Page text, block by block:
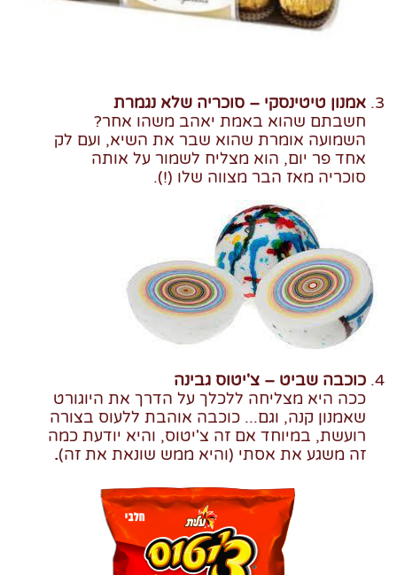
אמנון טיטינסקי – סוכריה שלא נגמרת
חשבתם שהוא באמת יאהב משהו אחר?
השמועה אומרת שהוא שבר את השיא, ועם לק
אחד פר יום, הוא מצליח לשמור על אותה
סוכריה מאז הבר מצווה שלו (!).
כוכבה שביט – צ'יטוס גבינה
ככה היא מצליחה ללכלך על הדרך את היוגורט
שאמנון קנה, וגם... כוכבה אוהבת ללעוס בצורה
רועשת, במיוחד אם זה צ'יטוס, והיא יודעת כמה
זה משגע את אסתי (והיא ממש שונאת את זה).